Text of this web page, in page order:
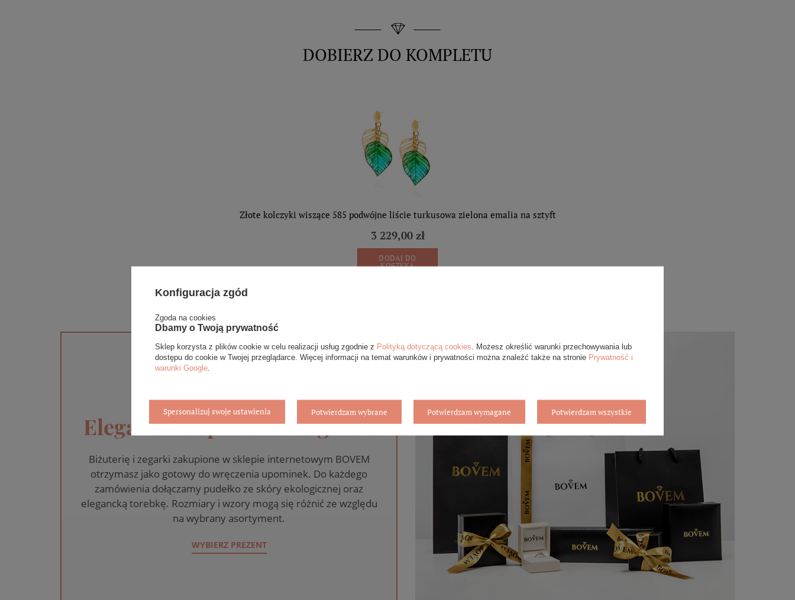
DOBIERZ DO KOMPLETU
Złote kolczyki wiszące 585 podwójne liście turkusowa zielona emalia na sztyft
3 229,00 zł
DODAJ DO
KOSZYKA
Eleganckie opakowanie gratis
Biżuterię i zegarki zakupione w sklepie internetowym BOVEM
otrzymasz jako gotowy do wręczenia upominek. Do każdego
zamówienia dołączamy pudełko ze skóry ekologicznej oraz
elegancką torebkę. Rozmiary i wzory mogą się różnić ze względu
na wybrany asortyment.
WYBIERZ PREZENT
Konfiguracja zgód
Zgoda na cookies
Dbamy o Twoją prywatność
Sklep korzysta z plików cookie w celu realizacji usług zgodnie z Polityką dotyczącą cookies . Możesz określić warunki przechowywania lub
dostępu do cookie w Twojej przeglądarce. Więcej informacji na temat warunków i prywatności można znaleźć także na stronie Prywatność i
warunki Google
Spersonalizuj swoje ustawienia Potwierdzam wybrane Potwierdzam wymagane Potwierdzam wszystkie